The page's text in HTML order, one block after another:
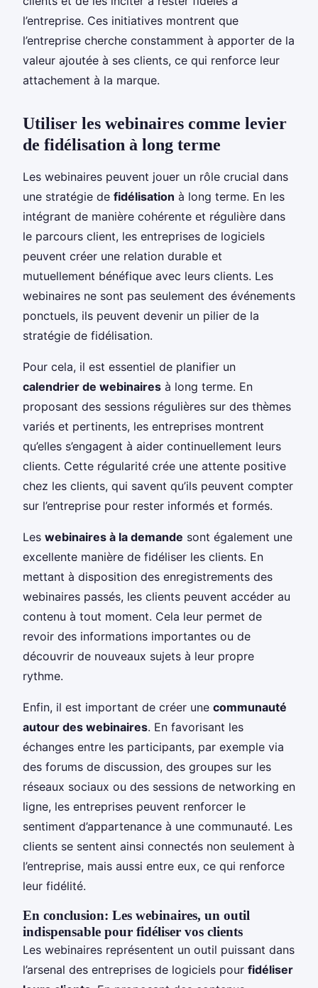
l’entreprise. Ces initiatives montrent que
l’entreprise cherche constamment à apporter de la
valeur ajoutée à ses clients, ce qui renforce leur
attachement à la marque.
Utiliser les webinaires comme levier
de fidélisation à long terme
Les webinaires peuvent jouer un rôle crucial dans
une stratégie de fidélisation à long terme. En les
intégrant de manière cohérente et régulière dans
le parcours client, les entreprises de logiciels
peuvent créer une relation durable et
mutuellement bénéfique avec leurs clients. Les
webinaires ne sont pas seulement des événements
ponctuels, ils peuvent devenir un pilier de la
stratégie de fidélisation.
Pour cela, il est essentiel de planifier un
calendrier de webinaires à long terme. En
proposant des sessions régulières sur des thèmes
variés et pertinents, les entreprises montrent
qu’elles s’engagent à aider continuellement leurs
clients. Cette régularité crée une attente positive
chez les clients, qui savent qu’ils peuvent compter
sur l’entreprise pour rester informés et formés.
Les webinaires à la demande sont également une
excellente manière de fidéliser les clients. En
mettant à disposition des enregistrements des
webinaires passés, les clients peuvent accéder au
contenu à tout moment. Cela leur permet de
revoir des informations importantes ou de
découvrir de nouveaux sujets à leur propre
rythme.
Enfin, il est important de créer une communauté
autour des webinaires. En favorisant les
échanges entre les participants, par exemple via
des forums de discussion, des groupes sur les
réseaux sociaux ou des sessions de networking en
ligne, les entreprises peuvent renforcer le
sentiment d’appartenance à une communauté. Les
clients se sentent ainsi connectés non seulement à
l’entreprise, mais aussi entre eux, ce qui renforce
leur fidélité.
En conclusion: Les webinaires, un outil
indispensable pour fidéliser vos clients
Les webinaires représentent un outil puissant dans
l’arsenal des entreprises de logiciels pour fidéliser